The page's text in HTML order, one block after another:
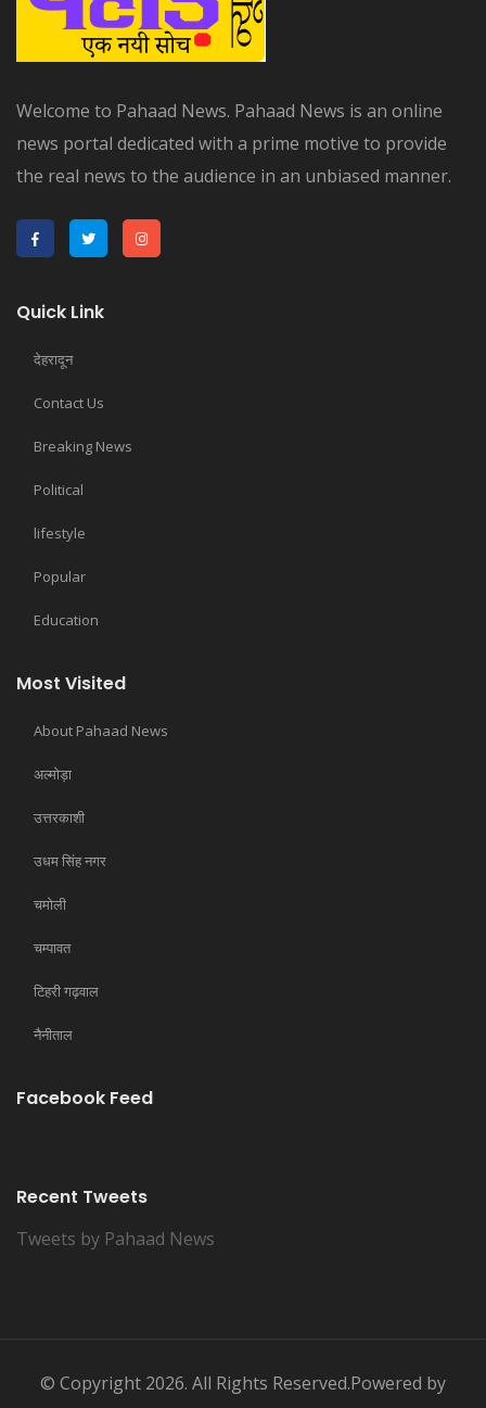
Welcome to Pahaad News. Pahaad News is an online
news portal dedicated with a prime motive to provide
the real news to the audience in an unbiased manner.
Quick Link
देहरादून
Contact Us
Breaking News
Political
lifestyle
Popular
Education
Most Visited
About Pahaad News
अल्मोड़ा
उत्तरकाशी
उधम सिंह नगर
चमोली
चम्पावत
टिहरी गढ़वाल
नैनीताल
Facebook Feed
Recent Tweets
Tweets by Pahaad News
© Copyright 2026. All Rights Reserved.Powered by